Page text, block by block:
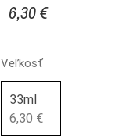
6,30 €
Veľkosť
33ml
6,30 €